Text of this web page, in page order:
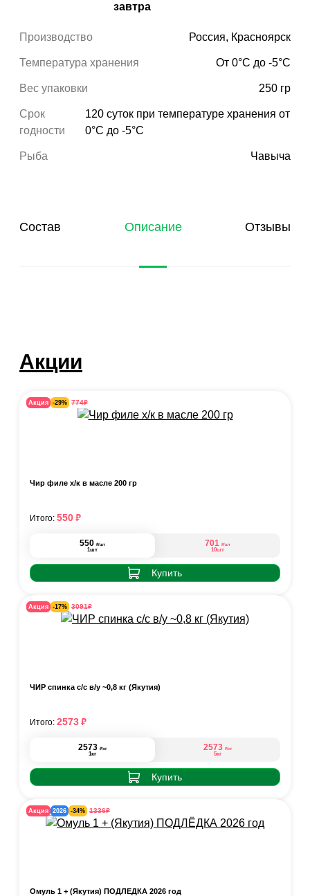
Производство Россия, Красноярск
Температура хранения От 0°С до -5°С
Вес упаковки 250 гр
Срок
годности
120 суток при температуре хранения от
0°С до -5°С
Рыба Чавыча
завтра
Состав Описание Отзывы
Акции
Акция -29% 774₽
Чир филе х/к в масле 200 гр
550 ₽/шт
1шт
701 ₽/шт
10шт
Купить
Итого: 550₽
Акция -17% 3091₽
ЧИР спинка с/с в/у ~0,8 кг (Якутия)
2573 ₽/кг
1кг
2573 ₽/кг
5кг
Купить
Итого: 2573₽
Акция 2026 -34% 1336₽
Омуль 1 + (Якутия) ПОДЛЁДКА 2026 год